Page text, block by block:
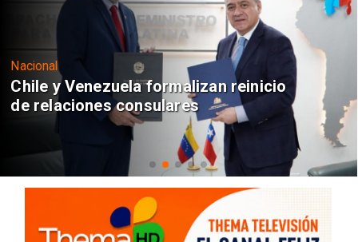
Nacional
Chile y Venezuela formalizan reinicio
de relaciones consulares